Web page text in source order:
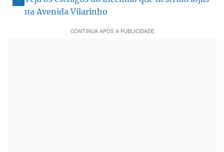
na Avenida Vilarinho